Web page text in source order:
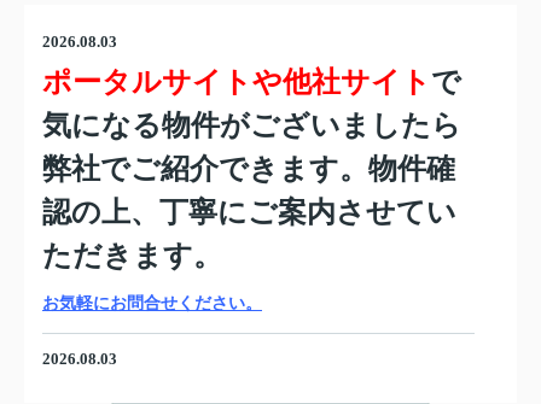
2026.08.03
ポータルサイトや他社サイト で
気になる物件がございましたら
弊社でご紹介できます。物件確
認の上、丁寧にご案内させてい
ただきます。
お気軽にお問合せください。
2026.08.03